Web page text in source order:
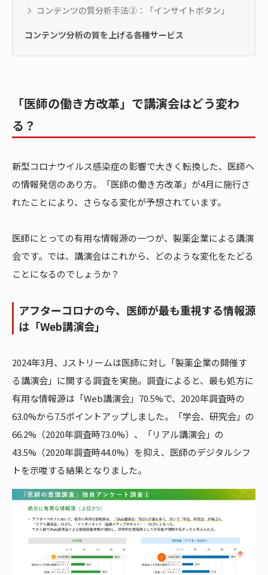
コンテンツの質分析手法②：「インサイトボタン」
コンテンツ分析の質を上げる各種サービス
「医師の働き方改革」で講演会はどう変わ
る？
新型コロナウイルス感染症の影響で大きく転換した、医師へ
の情報発信のあり方。「医師の働き方改革」が4月に施行さ
れたことにより、さらなる変化が予想されています。
医師にとっての有用な情報源の一つが、製薬企業による講演
会です。では、講演会はこれから、どのような変化をたどる
ことになるのでしょうか？
アフターコロナの今、医師が最も重視する情報源
は「Web講演会」
2024年3月、Jストリームは医師に対し「製薬企業の開催す
る講演会」に関する調査を実施。調査によると、最も処方に
有用な情報源は「Web講演会」70.5%で、2020年調査時の
63.0%から7.5ポイントアップしました。「学会、研究会」の
66.2%（2020年調査時73.0%）、「リアル講演会」の
43.5%（2020年調査時44.0%）を抑え、医師のデジタルシフ
トを示唆する結果となりました。